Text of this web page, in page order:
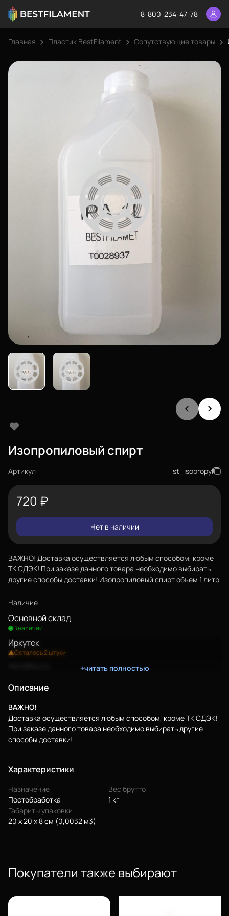
8-800-234-47-78
Главная Пластик BestFilament Сопутствующие товары
Изопропиловый спирт
Артикул st_isopropyl
720 ₽
Нет в наличии
ВАЖНО! Доставка осуществляется любым способом, кроме
ТК СДЭК! При заказе данного товара необходимо выбирать
другие способы доставки! Изопропиловый спирт объем 1 литр
Наличие
Основной склад
В наличии
Иркутск
Осталось 2 штуки
Челябинск
Волгоград
+читать полностью
Описание
ВАЖНО!
Доставка осуществляется любым способом, кроме ТК СДЭК!
При заказе данного товара необходимо выбирать другие
способы доставки!
Характеристики
Назначение
Постобработка
Вес брутто
1 кг
Габариты упаковки
20 х 20 х 8 см (0,0032 м3)
Покупатели также выбирают
Еще
Войти
Филиалы
Сертификаты
Для крупных 3D-печатников